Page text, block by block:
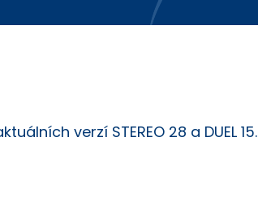
verzí STEREO 28 a DUEL 15.